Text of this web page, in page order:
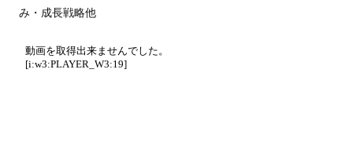
み・成長戦略他